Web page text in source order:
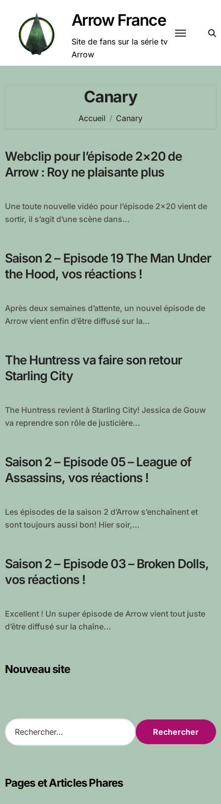
contenu
Arrow France
Site de fans sur la série tv
Arrow
Canary
Accueil Canary
Webclip pour l’épisode 2×20 de
Arrow : Roy ne plaisante plus
Une toute nouvelle vidéo pour l’épisode 2×20 vient de
sortir, il s’agit d’une scène dans...
Saison 2 – Episode 19 The Man Under
the Hood, vos réactions !
Après deux semaines d’attente, un nouvel épisode de
Arrow vient enfin d’être diffusé sur la...
The Huntress va faire son retour
Starling City
The Huntress revient à Starling City! Jessica de Gouw
va reprendre son rôle de justicière...
Saison 2 – Episode 05 – League of
Assassins, vos réactions !
Les épisodes de la saison 2 d’Arrow s’enchaînent et
sont toujours aussi bon! Hier soir,...
Saison 2 – Episode 03 – Broken Dolls,
vos réactions !
Excellent ! Un super épisode de Arrow vient tout juste
d’être diffusé sur la chaîne...
Nouveau site
R
e
c
r
cPages et Articles Phares